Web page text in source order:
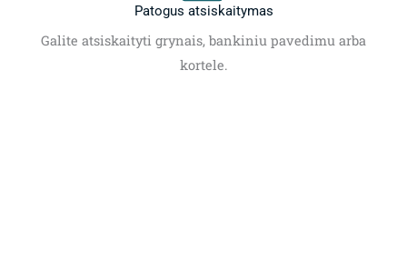
Patogus atsiskaitymas
Galite atsiskaityti grynais, bankiniu pavedimu arba
kortele.